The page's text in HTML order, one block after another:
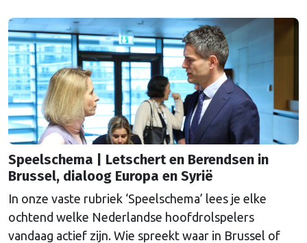
agenda?
Speelschema | Letschert en Berendsen in
Brussel, dialoog Europa en Syrië
In onze vaste rubriek ‘Speelschema’ lees je elke
ochtend welke Nederlandse hoofdrolspelers
vandaag actief zijn. Wie spreekt waar in Brussel of